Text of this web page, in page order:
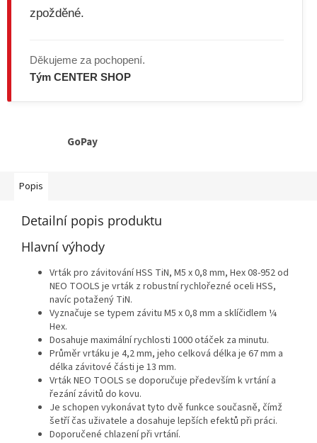
zpožděné.
Děkujeme za pochopení.
Tým CENTER SHOP
GoPay
Popis
Detailní popis produktu
Hlavní výhody
Vrták pro závitování HSS TiN, M5 x 0,8 mm, Hex 08-952 od
NEO TOOLS je vrták z robustní rychlořezné oceli HSS,
navíc potažený TiN.
Vyznačuje se typem závitu M5 x 0,8 mm a sklíčidlem ¼
Hex.
Dosahuje maximální rychlosti 1000 otáček za minutu.
Průměr vrtáku je 4,2 mm, jeho celková délka je 67 mm a
délka závitové části je 13 mm.
Vrták NEO TOOLS se doporučuje především k vrtání a
řezání závitů do kovu.
Je schopen vykonávat tyto dvě funkce současně, čímž
šetří čas uživatele a dosahuje lepších efektů při práci.
Doporučené chlazení při vrtání.